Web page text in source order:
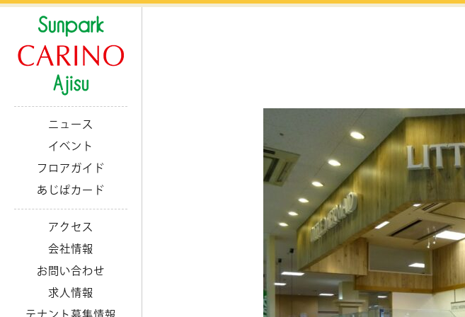
ニュース
イベント
フロアガイド
あじぱカード
アクセス
会社情報
お問い合わせ
求人情報